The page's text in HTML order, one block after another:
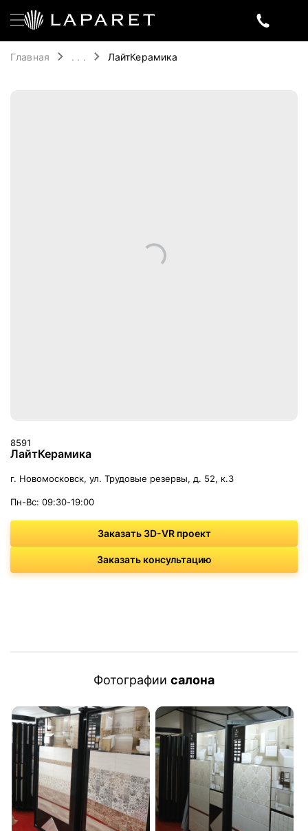
Главная . . . ЛайтКерамика
8591
ЛайтКерамика
г. Новомосковск, ул. Трудовые резервы, д. 52, к.3
Пн-Вс: 09:30-19:00
Заказать 3D-VR проект
Заказать консультацию
Фотографии салона